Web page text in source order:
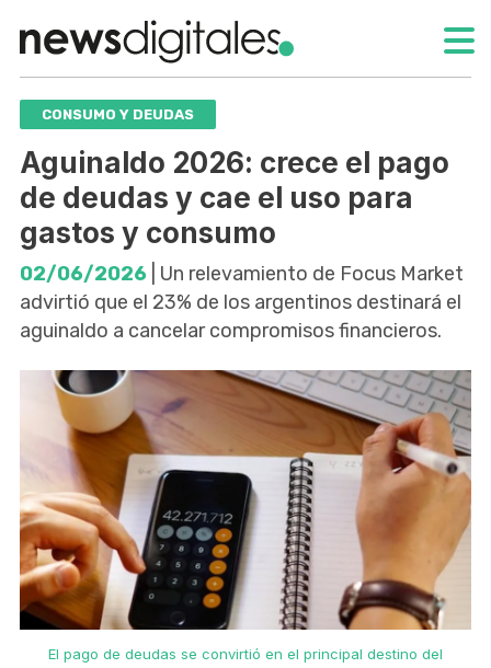
CONSUMO Y DEUDAS
Aguinaldo 2026: crece el pago
de deudas y cae el uso para
gastos y consumo
02/06/2026 | Un relevamiento de Focus Market
advirtió que el 23% de los argentinos destinará el
aguinaldo a cancelar compromisos financieros.
El pago de deudas se convirtió en el principal destino del